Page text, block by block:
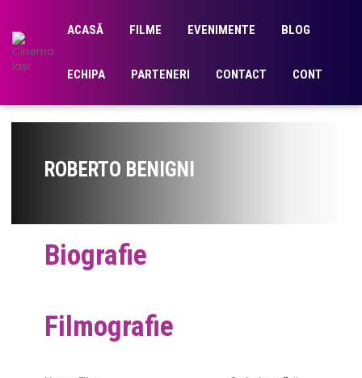
ACASĂ FILME EVENIMENTE BLOG
ECHIPA PARTENERI CONTACT CONT
ROBERTO BENIGNI
Biografie
Filmografie